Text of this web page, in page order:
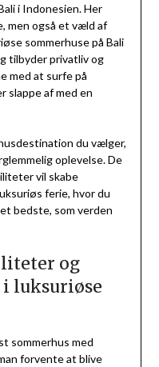
i Indonesien. Her
men også et væld af
sommerhuse på Bali
tilbyder privatliv og
med at surfe på
slappe af med en
du vælger,
oplevelse. De
vil skabe
ferie, hvor du
bedste, som verden
og
luksuriøse
sommerhus med
forvente at blive